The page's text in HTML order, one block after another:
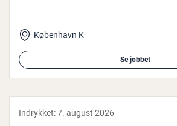
København K
Se jobbet
Indrykket:7. august 2026